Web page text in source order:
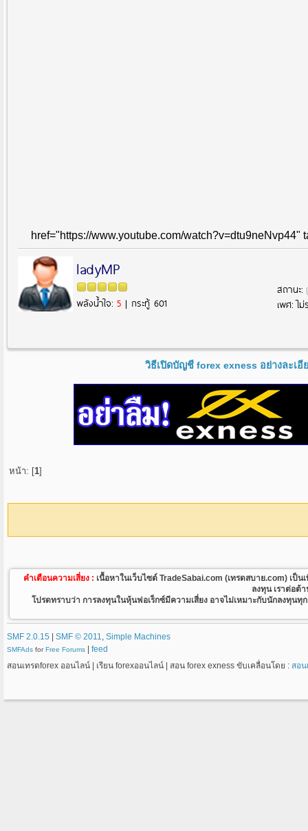
href="https://www.youtube.com/
ladyMP
สถานะ:
พลังน้ำใจ: 5 | กระทู้ 601 เพศ: ไม่
วิธีเปิดบัญชี forex exness อย่างละเ
หน้า: [1]
คำเตือนความเสี่ยง : เนื้อหาในเว็บไซต์ TradeSabai.com (เทรดสบาย.com) เ
ลงทุน เราต่อต้
โปรดทราบว่า การลงทุนในหุ้นฟอเร็กซ์มีความเสี่ยง อาจไม่เหมาะกับนักลงทุ
SMF 2.0.15 | SMF © 2011 Simple Machines
SMFAds forFree Forums | feed
สอนเทรดforex ออนไลน์ | เรียน forexออนไลน์ | สอน forex exness ขับเคลื่อนโดย : สอน